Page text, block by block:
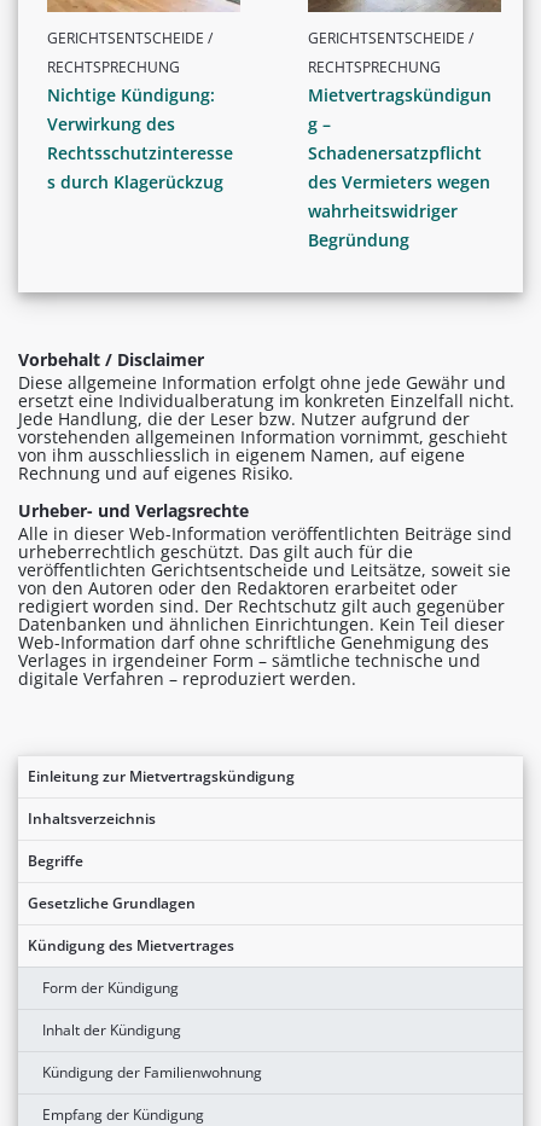
Einleitung zur Mietvertragskündigung
Inhaltsverzeichnis
Begriffe
Gesetzliche Grundlagen
Kündigung des Mietvertrages
Form der Kündigung
Inhalt der Kündigung
Kündigung der Familienwohnung
Empfang der Kündigung
GERICHTSENTSCHEIDE /
RECHTSPRECHUNG
Nichtige Kündigung:
Verwirkung des
Rechtsschutzinteresse
s durch Klagerückzug
GERICHTSENTSCHEIDE /
RECHTSPRECHUNG
Mietvertragskündigun
g –
Schadenersatzpflicht
des Vermieters wegen
wahrheitswidriger
Begründung
Vorbehalt / Disclaimer
Diese allgemeine Information erfolgt ohne jede Gewähr und
ersetzt eine Individualberatung im konkreten Einzelfall nicht.
Jede Handlung, die der Leser bzw. Nutzer aufgrund der
vorstehenden allgemeinen Information vornimmt, geschieht
von ihm ausschliesslich in eigenem Namen, auf eigene
Rechnung und auf eigenes Risiko.
Urheber- und Verlagsrechte
Alle in dieser Web-Information veröffentlichten Beiträge sind
urheberrechtlich geschützt. Das gilt auch für die
veröffentlichten Gerichtsentscheide und Leitsätze, soweit sie
von den Autoren oder den Redaktoren erarbeitet oder
redigiert worden sind. Der Rechtschutz gilt auch gegenüber
Datenbanken und ähnlichen Einrichtungen. Kein Teil dieser
Web-Information darf ohne schriftliche Genehmigung des
Verlages in irgendeiner Form – sämtliche technische und
digitale Verfahren – reproduziert werden.